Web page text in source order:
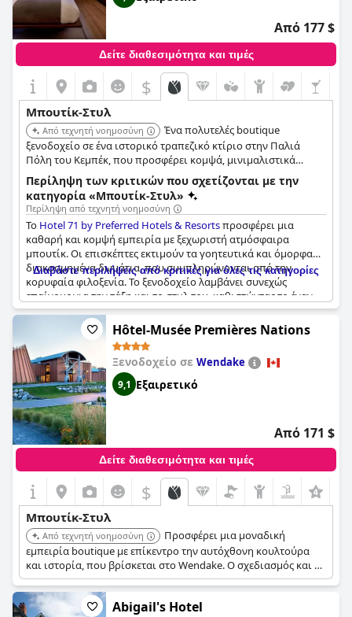
Από 177 $
Δείτε διαθεσιμότητα και τιμές
$
Μπουτίκ-Στυλ
Από τεχνητή νοημοσύνη
Ένα πολυτελές boutique
ξενοδοχείο σε ένα ιστορικό τραπεζικό κτίριο στην Παλιά
Πόλη του Κεμπέκ, που προσφέρει κομψά, μινιμαλιστικά
δωμάτια με χαρακτηριστικά όπως εμφανή τούβλα, θέα στο
ποτάμι και ένα μοναδικό ρετιρέ. Παρέχει προσεκτική
εξυπηρέτηση, συμπεριλαμβανομένου θυρωρού Clefs d'Or.
Περίληψη των κριτικών που σχετίζονται με την
κατηγορία «Μπουτίκ-Στυλ»
Περίληψη από τεχνητή νοημοσύνη
Το Hotel 71 by Preferred Hotels & Resortsπροσφέρει μια
καθαρή και κομψή εμπειρία με ξεχωριστή ατμόσφαιρα
μπουτίκ. Οι επισκέπτες εκτιμούν τα γοητευτικά και όμορφα
διακοσμημένα δωμάτια, που συμπληρώνονται από την
κορυφαία φιλοξενία. Το ξενοδοχείο λαμβάνει συνεχώς
επαίνους για την τάξη και το στυλ του, καθιστώντας το έναν
πανέμορφο προορισμό για τους ταξιδιώτες. Βρίσκεται σε μια
εξαιρετική τοποθεσία, η όμορφη αίσθηση μπουτίκ του
αντανακλάται σε ολόκληρο το ακίνητο, παρέχοντας μια
σταθερή επιλογή για όσους αναζητούν μια γραφική αλλά
εκλεπτυσμένη διαμονή.
Διαβάστε περιλήψεις από κριτικές για όλες τις κατηγορίες
Hôtel-Musée Premières Nations
Ξενοδοχείο σε Wendake
9,1 Εξαιρετικό
Από 171 $
Δείτε διαθεσιμότητα και τιμές
$
Μπουτίκ-Στυλ
Από τεχνητή νοημοσύνη
Προσφέρει μια μοναδική
εμπειρία boutique με επίκεντρο την αυτόχθονη κουλτούρα
και ιστορία, που βρίσκεται στο Wendake. Ο σχεδιασμός και οι
εκθέσεις του ξενοδοχείου παρέχουν μια ξεχωριστή
πολιτιστική εμβάθυνση.
Abigail's Hotel